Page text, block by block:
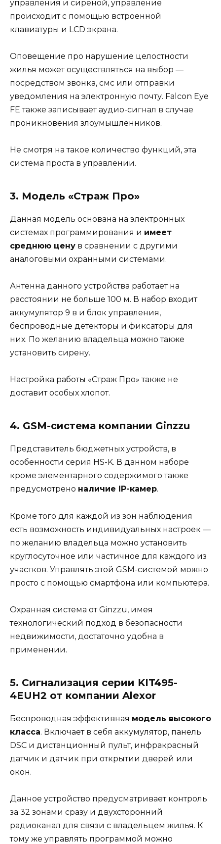
управления и сиреной, управление
происходит с помощью встроенной
клавиатуры и LCD экрана.
Оповещение про нарушение целостности
жилья может осуществляться на выбор —
посредством звонка, смс или отправки
уведомления на электронную почту. Falcon Eye
FE также записывает аудио-сигнал в случае
проникновения злоумышленников.
Не смотря на такое количество функций, эта
система проста в управлении.
3. Модель «Страж Про»
Данная модель основана на электронных
системах программирования и имеет
среднюю цену в сравнении с другими
аналоговыми охранными системами.
Антенна данного устройства работает на
расстоянии не больше 100 м. В набор входит
аккумулятор 9 в и блок управления,
беспроводные детекторы и фиксаторы для
них. По желанию владельца можно также
установить сирену.
Настройка работы «Страж Про» также не
доставит особых хлопот.
4. GSM-система компании Ginzzu
Представитель бюджетных устройств, в
особенности серия HS-K. В данном наборе
кроме элементарного содержимого также
предусмотрено наличие IP-камер.
Кроме того для каждой из зон наблюдения
есть возможность индивидуальных настроек —
по желанию владельца можно установить
круглосуточное или частичное для каждого из
участков. Управлять этой GSM-системой можно
просто с помощью смартфона или компьютера.
Охранная система от Ginzzu, имея
технологический подход в безопасности
недвижимости, достаточно удобна в
применении.
5. Сигнализация серии KIT495-
4EUH2 от компании Alexor
Беспроводная эффективная модель высокого
класса. Включает в себя аккумулятор, панель
DSC и дистанционный пульт, инфракрасный
датчик и датчик при открытии дверей или
окон.
Данное устройство предусматривает контроль
за 32 зонами сразу и двухсторонний
радиоканал для связи с владельцем жилья. К
тому же управлять программой можно